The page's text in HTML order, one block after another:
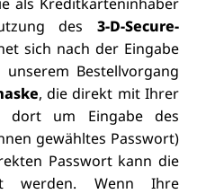
des 3-D-Secure-
sich nach der Eingabe
unserem Bestellvorgang
,die direkt mit Ihrer
dort um Eingabe des
gewähltes Passwort)
Passwort kann die
werden. Wenn Ihre